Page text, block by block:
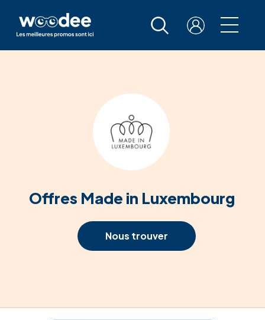
Offres Made in Luxembourg
Nous trouver